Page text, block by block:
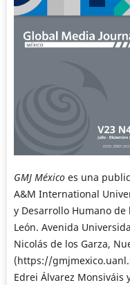
GMJ Méxicoes una
A&M International
y Desarrollo Humano
León. Avenida
Nicolás de los Garza,
(https://
Edrei Álvarez Monsiváis